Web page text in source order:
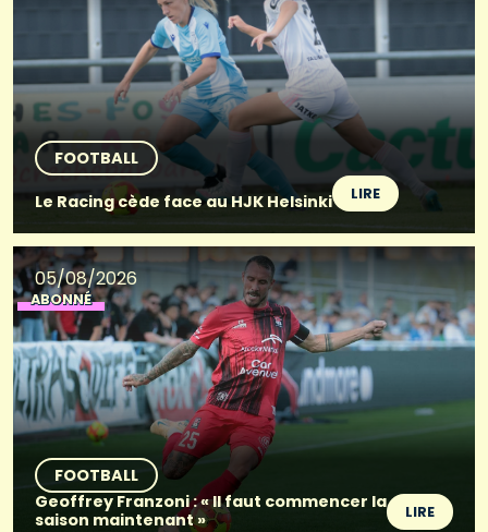
FOOTBALL
Le Racing cède face au HJK Helsinki
LIRE
05/08/2026
ABONNÉ
FOOTBALL
Geoffrey Franzoni : « Il faut commencer la
saison maintenant »
LIRE